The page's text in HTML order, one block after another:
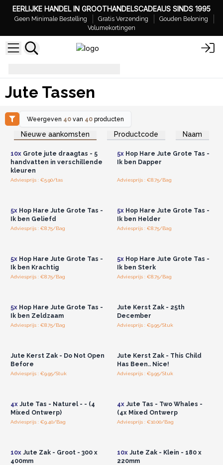
EERLIJKE HANDEL IN GROOTHANDELSCADEAUS SINDS 1995
Geen Minimale Bestelling Gratis Verzending
Gouden Beloning
Volumekortingen
Jute Tassen
Weergeven 40 van 40 producten
Nieuwe aankomsten Productcode Naam
Log in of registreer u voor
groothandelsprijzen.
10xGrote jute draagtas - 5
handvatten in verschillende
kleuren
Adviesprijs : €5.90/tas
Log in of registreer u voor
groothandelsprijzen.
5xHop Hare Jute Grote Tas -
Ik ben Dapper
Adviesprijs : €8.75/Bag
5xHop Hare Jute Grote Tas -
Ik ben Geliefd
Adviesprijs : €8.75/Bag
5xHop Hare Jute Grote Tas -
Ik ben Helder
Adviesprijs : €8.75/Bag
5xHop Hare Jute Grote Tas -
Ik ben Krachtig
Adviesprijs : €8.75/Bag
5xHop Hare Jute Grote Tas -
Ik ben Sterk
Adviesprijs : €8.75/Bag
5xHop Hare Jute Grote Tas -
Ik ben Zeldzaam
Adviesprijs : €8.75/Bag
Jute Kerst Zak - 25th
December
Adviesprijs : €9.95/Stuk
Jute Kerst Zak - Do Not Open
Before
Adviesprijs : €9.95/Stuk
Jute Kerst Zak - This Child
Has Been.. Nice!
Adviesprijs : €9.95/Stuk
4xJute Tas - Naturel - - (4
Mixed Ontwerp)
Adviesprijs : €9.40/Bag
4xJute Tas - Two Whales -
(4x Mixed Ontwerp
Adviesprijs : €10.00/Bag
10xJute Zak - Groot - 300 x
400mm
10xJute Zak - Klein - 180 x
220mm